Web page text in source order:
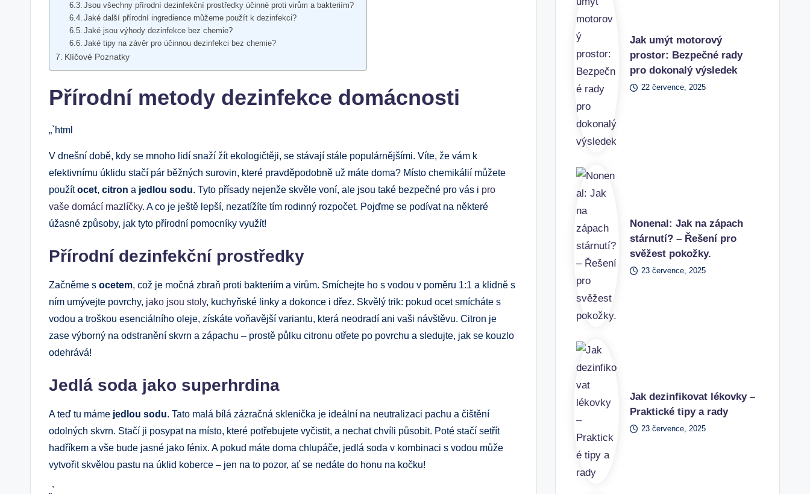
Jsou všechny přírodní dezinfekční prostředky účinné proti virům a bakteriím?
Jaké další přírodní ingredience můžeme použít k dezinfekci?
Jaké jsou výhody dezinfekce bez chemie?
Jaké tipy na závěr pro účinnou dezinfekci bez chemie?
Klíčové Poznatky
Přírodní metody dezinfekce domácnosti
„`html
V dnešní době, kdy se mnoho lidí snaží žít ekologičtěji, se stávají stále populárnějšími. Víte, že vám k
efektivnímu úklidu stačí pár běžných surovin, které pravděpodobně už máte doma? Místo chemikálií můžete
použítocet, citron a jedlou sodu. Tyto přísady nejenže skvěle voní, ale jsou také bezpečné pro vás i pro
vaše domácí mazlíčky. A co je ještě lepší, nezatížíte tím rodinný rozpočet. Pojďme se podívat na některé
úžasné způsoby, jak tyto přírodní pomocníky využít!
Přírodní dezinfekční prostředky
Začněme s ocetem, což je močná zbraň proti bakteriím a virům. Smíchejte ho s vodou v poměru 1:1 a klidně s
ním umývejte povrchy, jako jsou stoly, kuchyňské linky a dokonce i dřez. Skvělý trik: pokud ocet smícháte s
vodou a troškou esenciálního oleje, získáte voňavější variantu, která neodradí ani vaši návštěvu. Citron je
zase výborný na odstranění skvrn a zápachu – prostě půlku citronu otřete po povrchu a sledujte, jak se kouzlo
odehrává!
Jedlá soda jako superhrdina
A teď tu máme jedlou sodu. Tato malá bílá zázračná sklenička je ideální na neutralizaci pachu a čištění
odolných skvrn. Stačí ji posypat na místo, které potřebujete vyčistit, a nechat chvíli působit. Poté stačí setřít
hadříkem a vše bude jasné jako fénix. A pokud máte doma chlupáče, jedlá soda v kombinaci s vodou může
vytvořit skvělou pastu na úklid koberce – jen na to pozor, ať se nedáte do honu na kočku!
„`
Jak umýt motorový
prostor: Bezpečné rady
pro dokonalý výsledek
22 července, 2025
Nonenal: Jak na zápach
stárnutí? – Řešení pro
svěžest pokožky.
23 července, 2025
Jak dezinfikovat lékovky –
Praktické tipy a rady
23 července, 2025